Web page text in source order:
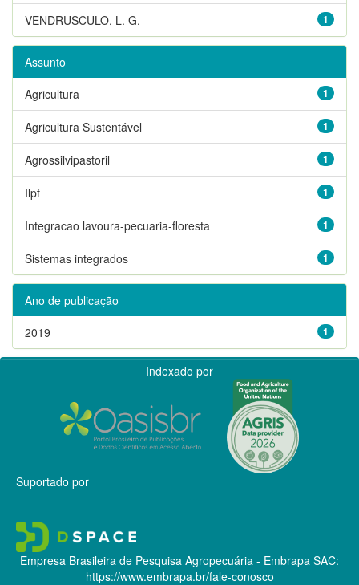
1
VENDRUSCULO, L. G.
Assunto
1
Agricultura
1
Agricultura Sustentável
1
Agrossilvipastoril
1
Ilpf
1
Integracao lavoura-pecuaria-floresta
1
Sistemas integrados
Ano de publicação
1
2019
Indexado por
Suportado por
Empresa Brasileira de Pesquisa Agropecuária - Embrapa SAC:
https://www.embrapa.br/fale-conosco